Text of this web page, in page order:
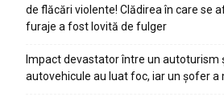
de flăcări violente! Clădirea în care se
furaje a fost lovită de fulger
Impact devastator între un autoturism
autovehicule au luat foc, iar un șofer